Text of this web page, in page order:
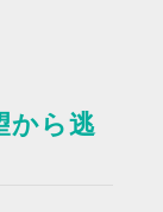
から逃